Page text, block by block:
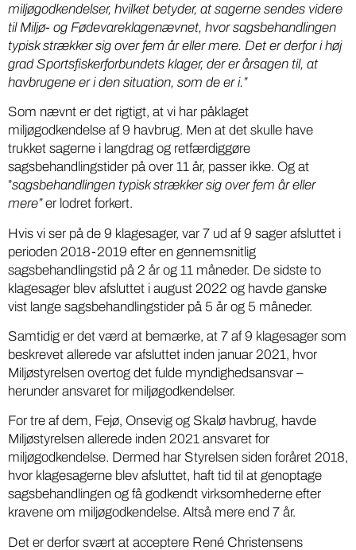
miljøgodkendelser, hvilket betyder, at sagerne sendes videre
til Miljø- og Fødevareklagenævnet, hvor sagsbehandlingen
typisk strækker sig over fem år eller mere. Det er derfor i høj
grad Sportsfiskerforbundets klager, der er årsagen til, at
havbrugene er i den situation, som de er i.”
Som nævnt er det rigtigt, at vi har påklaget
miljøgodkendelse af 9 havbrug. Men at det skulle have
trukket sagerne i langdrag og retfærdiggøre
sagsbehandlingstider på over 11 år, passer ikke. Og at
”sagsbehandlingen typisk strækker sig over fem år eller
mere”er lodret forkert.
Hvis vi ser på de 9 klagesager, var 7 ud af 9 sager afsluttet i
perioden 2018-2019 efter en gennemsnitlig
sagsbehandlingstid på 2 år og 11 måneder. De sidste to
klagesager blev afsluttet i august 2022 og havde ganske
vist lange sagsbehandlingstider på 5 år og 5 måneder.
Samtidig er det værd at bemærke, at 7 af 9 klagesager som
beskrevet allerede var afsluttet inden januar 2021, hvor
Miljøstyrelsen overtog det fulde myndighedsansvar –
herunder ansvaret for miljøgodkendelser.
For tre af dem, Fejø, Onsevig og Skalø havbrug, havde
Miljøstyrelsen allerede inden 2021 ansvaret for
miljøgodkendelse. Dermed har Styrelsen siden foråret 2018,
hvor klagesagerne blev afsluttet, haft tid til at genoptage
sagsbehandlingen og få godkendt virksomhederne efter
kravene om miljøgodkendelse. Altså mere end 7 år.
Det er derfor svært at acceptere René Christensens